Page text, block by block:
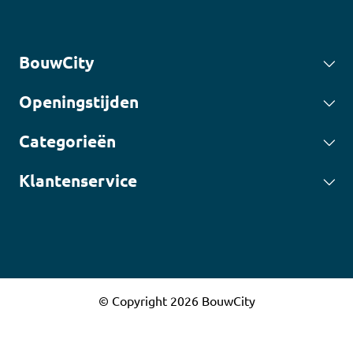
BouwCity
Openingstijden
Categorieën
Klantenservice
© Copyright 2026 BouwCity